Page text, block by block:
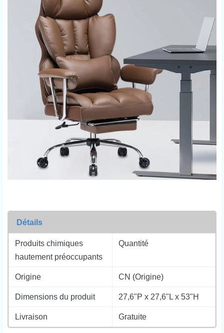
Détails
Produits chimiques
hautement préoccupants
Quantité
Origine CN (Origine)
Dimensions du produit 27,6"P x 27,6"L x 53"H
Livraison Gratuite